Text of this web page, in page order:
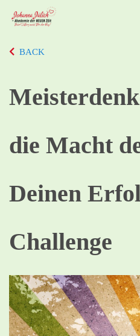
BACK
die Macht
Deinen
Challenge